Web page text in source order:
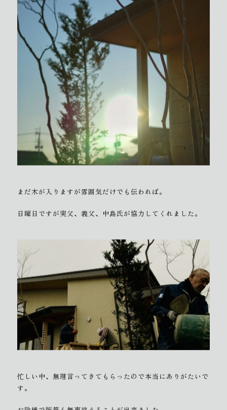
まだ木が入りますが雰囲気だけでも伝われば。
日曜日ですが実父、義父、中島氏が協力してくれました。
忙しい中、無理言ってきてもらったので本当にありがたいで
す。